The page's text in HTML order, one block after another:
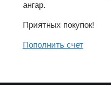
ангар.
Приятных покупок!
Пополнить счет